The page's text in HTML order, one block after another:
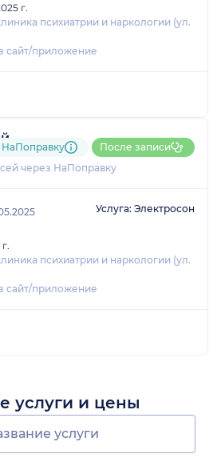
г.
психиатрии и наркологии (ул.
сайт/приложение
через НаПоправку
После записи
Услуга: Электросон
психиатрии и наркологии (ул.
сайт/приложение
услуги и цены